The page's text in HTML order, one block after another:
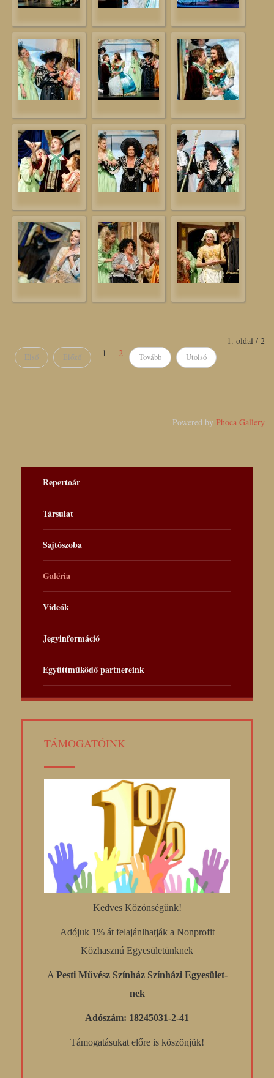
1. oldal / 2
Első Előző 1 2 Tovább Utolsó
Powered by Phoca Gallery
Repertoár
Társulat
Sajtószoba
Galéria
Videók
Jegyinformáció
Együttműködő partnereink
TÁMOGATÓINK
Kedves Közönségünk!
Adójuk 1% át felajánlhatják a Nonprofit
Közhasznú Egyesületünknek
A Pesti Művész Színház Színházi Egyesület-
nek
Adószám: 18245031-2-41
Támogatásukat előre is köszönjük!